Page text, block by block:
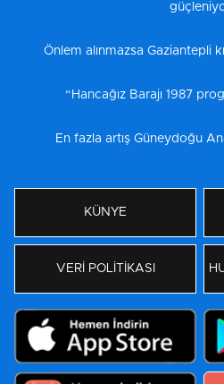
Önlem alınmazsa Gaziantepli
“Hancağız Barajı 1987
En fazla artış Güneydoğu
KÜNYE
VERİ POLİTİKASI